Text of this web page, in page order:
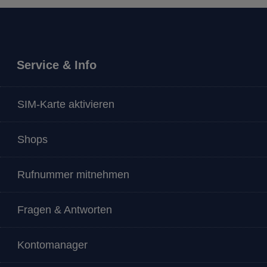
Service & Info
SIM-Karte aktivieren
Shops
Rufnummer mitnehmen
Fragen & Antworten
Kontomanager